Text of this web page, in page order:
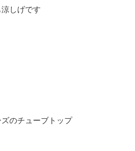
しげです
のチューブトップ